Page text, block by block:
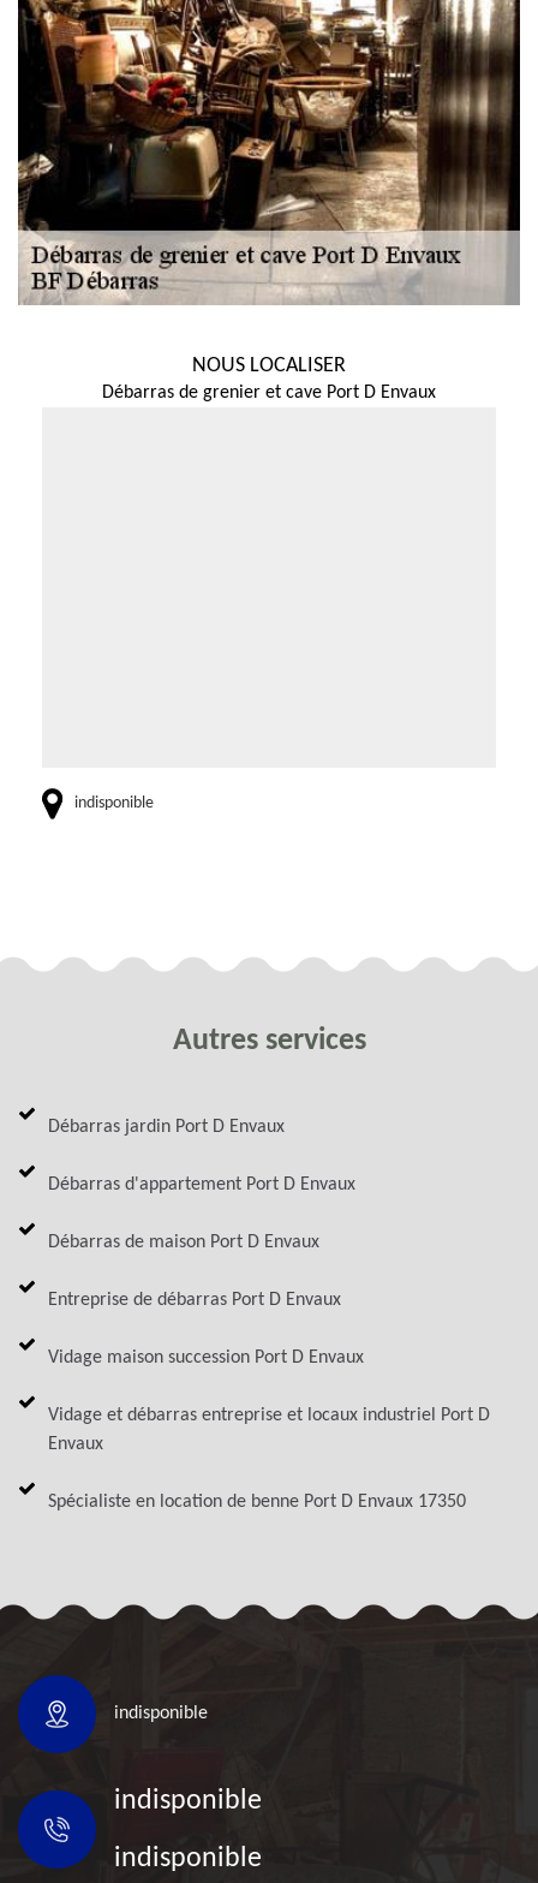
NOUS LOCALISER
Débarras de grenier et cave Port D Envaux
indisponible
Autres services
Débarras jardin Port D Envaux
Débarras d'appartement Port D Envaux
Débarras de maison Port D Envaux
Entreprise de débarras Port D Envaux
Vidage maison succession Port D Envaux
Vidage et débarras entreprise et locaux industriel Port D
Envaux
Spécialiste en location de benne Port D Envaux 17350
indisponible
indisponible
indisponible